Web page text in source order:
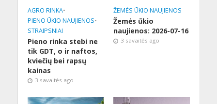
AGRO RINKA•
PIENO ŪKIO NAUJIENOS•
STRAIPSNIAI
Pieno rinka stebi ne
tik GDT, o ir naftos,
kviečių bei rapsų
kainas
3 savaitės ago
ŽEMĖS ŪKIO NAUJIENOS
Žemės ūkio
naujienos: 2026-07-16
3 savaitės ago